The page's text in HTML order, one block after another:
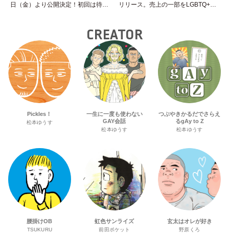
日（金）より公開決定！初回は待望
リリース。売上の一部をLGBTQ+＆
CREATOR
Pickles！
松本ゆうす
一生に一度も使わない
GAY会話
松本ゆうす
つぶやきかるだでさらえ
るgAy to Z
松本ゆうす
腰掛けOB
TSUKURU
虹色サンライズ
前田ポケット
玄太はオレが好き
野原くろ